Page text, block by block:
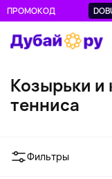
ПРОМОКОД
Козырьки и
тенниса
Фильтры